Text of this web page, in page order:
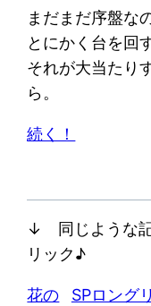
まだまだ序盤な
とにかく台を回
それが大当たり
ら。
続く！
↓ 同じような記
リック♪
花の
SPロング